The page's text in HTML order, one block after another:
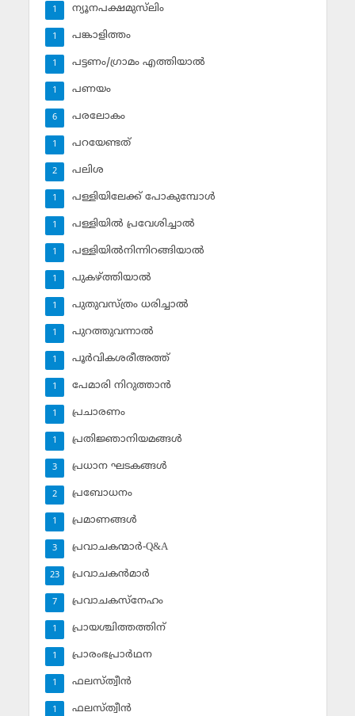
ന്യൂനപക്ഷമുസ്‌ലിം
1
പങ്കാളിത്തം
1
പട്ടണം/ഗ്രാമം എത്തിയാല്‍
1
പണയം
1
പരലോകം
6
പറയേണ്ടത്
1
പലിശ
2
പള്ളിയിലേക്ക് പോകുമ്പോള്‍
1
പള്ളിയില്‍ പ്രവേശിച്ചാല്‍
1
പള്ളിയില്‍നിന്നിറങ്ങിയാല്‍
1
പുകഴ്ത്തിയാല്‍
1
പുതുവസ്ത്രം ധരിച്ചാല്‍
1
പുറത്തുവന്നാല്‍
1
പൂര്‍വികശരീഅത്ത്
1
പേമാരി നിറുത്താന്‍
1
പ്രചാരണം
1
പ്രതിജ്ഞാനിയമങ്ങള്‍
1
പ്രധാന ഘടകങ്ങള്‍
3
പ്രബോധനം
2
പ്രമാണങ്ങള്‍
1
പ്രവാചകന്മാര്‍-Q&A
3
പ്രവാചകന്‍മാര്‍
23
പ്രവാചകസ്‌നേഹം
7
പ്രായശ്ചിത്തത്തിന്
1
പ്രാരംഭപ്രാര്‍ഥന
1
ഫലസ്ത്വീൻ
1
ഫലസ്ത്വീൻ
1